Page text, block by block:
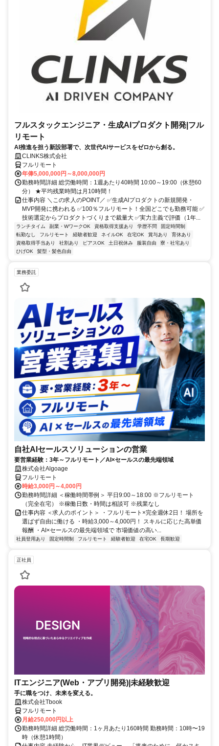
フルスタックエンジニア・生成AIプロダクト開発|フル
リモート
AI推進を担う新設部署で、次世代AIサービスをゼロから創る。
CLINKS株式会社
フルリモート
年俸5,000,000円～8,000,000円
勤務時間詳細 総労働時間：1週あたり40時間 10:00～19:00（休憩60
分） ★平均残業時間は月10時間！
仕事内容 ＼この求人のPOINT／ ✅生成AIプロダクトの新規開発・
MVP開発に携われる ✅100％フルリモート！全国どこでも勤務可能 ✅
技術選定からプロダクトづくりまで裁量大 ✅実力主義で評価（1年...
ランチタイム 副業・WワークOK 資格取得支援あり 学歴不問
固定時間制
転勤なし
フルリモート 経験者歓迎 ネイルOK 在宅OK 賞与あり
育休あり
資格取得手当あり
社割あり ピアスOK 土日祝休み 服装自由
寮・社宅あり
ひげOK
髪型・髪色自由
業務委託
自社AIセールスソリューションの営業
要営業経験：3年～フルリモート／AI×セールスの最先端領域
株式会社Algoage
フルリモート
時給3,000円～4,000円
勤務時間詳細 ＜稼働時間帯例＞ 平日9:00～18:00 ※フルリモート
（完全在宅） ※稼働日数・時間は相談可 ※残業なし
仕事内容 ＜求人のポイント＞ ・フルリモート×完全週休2日！ 場所を
選ばず自由に働ける ・時給3,000～4,000円！ スキルに応じた高単価
報酬 ・AI×セールスの最先端領域で 市場価値の高い...
社員登用あり 固定時間制 フルリモート 経験者歓迎 在宅OK 長期歓迎
正社員
ITエンジニア(Web・アプリ開発)|未経験歓迎
手に職をつけ、未来を変える。
株式会社Tbook
フルリモート
月給250,000円以上
勤務時間詳細 総労働時間：1ヶ月あたり160時間 勤務時間：10時〜19
時（休憩1時間）